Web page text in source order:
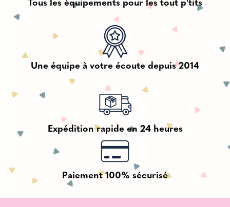
Une équipe à votre écoute depuis 2014
Expédition rapide en 24 heures
Paiement 100% sécurisé